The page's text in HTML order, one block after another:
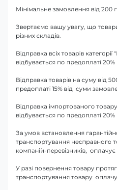
Мінімальне замовлення від 200
Звертаємо вашу увагу, що
різних складів.
Відправка всіх товарів
відбувається по предоплаті
Відправка товарів на суму від
предоплаті 15% від суми
Відправка імпортованого
відбувається по предоплаті
За умов встановлення
транспортування несправного
компаній-перевізників,
У разі повернення товару
транспортування товару